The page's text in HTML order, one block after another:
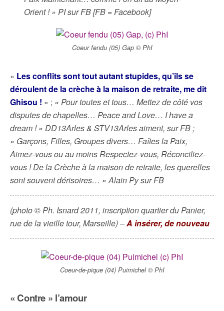
Orient ! » PI sur FB [FB = Facebook]
Coeur fendu (05) Gap © PhI
« Les conflits sont tout autant stupides, qu’ils se
déroulent de la crèche à la maison de retraite, me dit
Ghisou ! » ; « Pour toutes et tous… Mettez de côté vos
disputes de chapelles… Peace and Love… I have a
dream ! » DD13Arles & STV13Arles aiment, sur FB ;
« Garçons, Filles, Groupes divers… Faîtes la Paix,
Aimez-vous ou au moins Respectez-vous, Réconciliez-
vous ! De la Crèche à la maison de retraite, les querelles
sont souvent dérisoires… » Alain Py sur FB
(photo © Ph. Isnard 2011, inscription quartier du Panier,
rue de la vieille tour, Marseille) –A insérer, de nouveau
Coeur-de-pique (04) Puimichel © PhI
« Contre » l’amour